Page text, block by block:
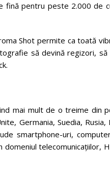
fină pentru peste 2.000 de
Shot permite ca toată
să devină regizori, să
mai mult de o treime din
Germania, Suedia, Rusia,
smartphone-uri,
telecomunicațiilor,